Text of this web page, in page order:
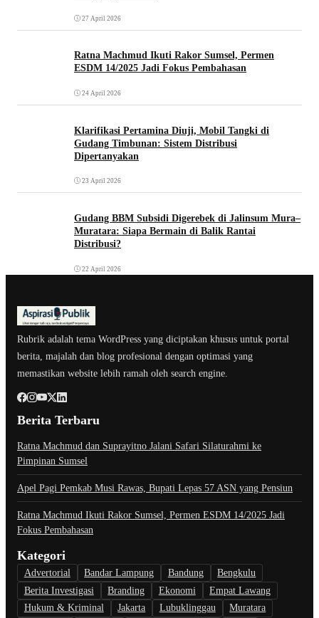
27 April 2026
Ratna Machmud Ikuti Rakor Sumsel, Permen
ESDM 14/2025 Jadi Fokus Pembahasan
24 April 2026
Klarifikasi Pertamina Diuji, Mobil Tangki di
Gudang Timbunan: Sistem Distribusi
Dipertanyakan
23 April 2026
Gudang BBM Subsidi Digerebek di Jalinsum Mura–
Muratara: Siapa Bermain di Balik Rantai
Distribusi?
22 April 2026
Rubrik adalah tema WordPress yang diciptakan khusus untuk portal
berita, majalah dan blog profesional dengan optimasi yang
memastikan website lebih ramah oleh search engine.
Berita Terbaru
Ratna Machmud dan Suprayitno Jalani Safari Silaturahmi ke
Pimpinan Sumsel
Apel Pagi Pemkab Musi Rawas, Bupati Lepas 57 ASN yang Pensiun
Ratna Machmud Ikuti Rakor Sumsel, Permen ESDM 14/2025 Jadi
Fokus Pembahasan
Kategori
Advertorial Bandar Lampung Bandung
Bengkulu
Berita Investigasi
Branding Ekonomi
Empat Lawang
Hukum & Kriminal
Jakarta Lubuklinggau Muratara